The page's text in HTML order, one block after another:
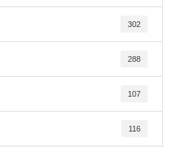
302
288
107
116